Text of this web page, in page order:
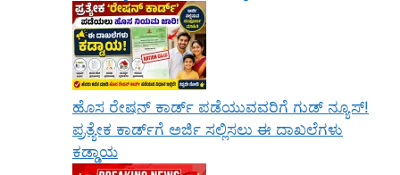
ಹೊಸ ರೇಷನ್ ಕಾರ್ಡ್ ಪಡೆಯುವವರಿಗೆ ಗುಡ್ ನ್ಯೂಸ್!
ಪ್ರತ್ಯೇಕ ಕಾರ್ಡ್‌ಗೆ ಅರ್ಜಿ ಸಲ್ಲಿಸಲು ಈ ದಾಖಲೆಗಳು
ಕಡ್ಡಾಯ